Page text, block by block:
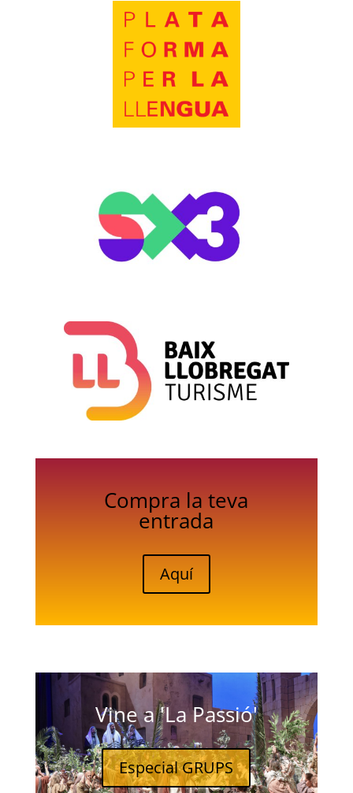
Compra la teva
entrada
Aquí
Vine a 'La Passió'
Especial GRUPS